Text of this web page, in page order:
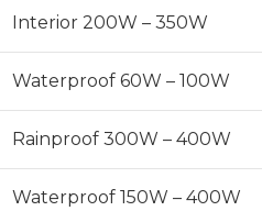
Interior 200W – 350W
Waterproof 60W – 100W
Rainproof 300W – 400W
Waterproof 150W – 400W